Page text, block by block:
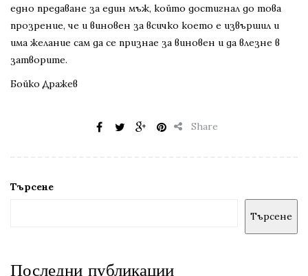
едно предаване за един мъж, който достигнал до това
прозрение, че и виновен за всичко което е извършил и
има желание сам да се признае за виновен и да влезне в
затворите.
Бойко Дражев
Share
Търсене
Търсене
Последни публикации